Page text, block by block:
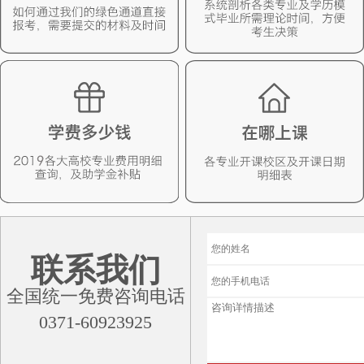
联系我们
全国统一免费咨询电话
0371-60923925